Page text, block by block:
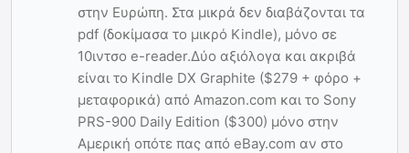
στην Ευρώπη. Στα μικρά δεν διαβάζονται τα
pdf (δοκίμασα το μικρό Kindle), μόνο σε
10ιντσο e-reader.Δύο αξιόλογα και ακριβά
είναι το Kindle DX Graphite ($279 + φόρο +
μεταφορικά) από Amazon.com και το Sony
PRS-900 Daily Edition ($300) μόνο στην
Αμερική οπότε πας από eBay.com αν στο